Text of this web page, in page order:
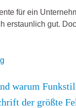
für ein
erstaunlich gut.
warum
der größte